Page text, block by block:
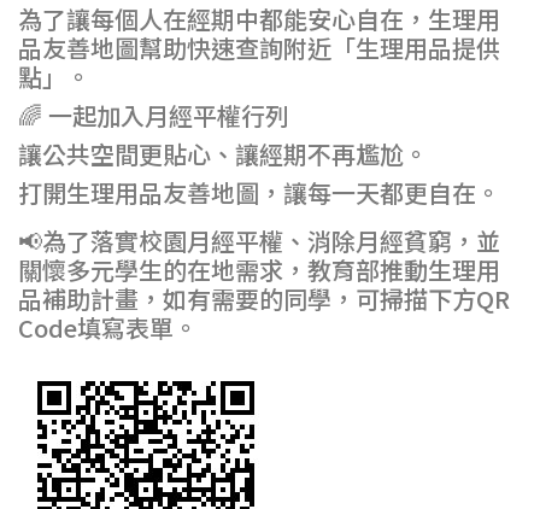
為了讓每個人在經期中都能安心自在，生理用
品友善地圖幫助快速查詢附近「生理用品提供
點」。
🌈 一起加入月經平權行列
讓公共空間更貼心、讓經期不再尷尬。
打開生理用品友善地圖，讓每一天都更自在。
📢為了落實校園月經平權、消除月經貧窮，並
關懷多元學生的在地需求，教育部推動生理用
品補助計畫，如有需要的同學，可掃描下方QR
Code填寫表單。